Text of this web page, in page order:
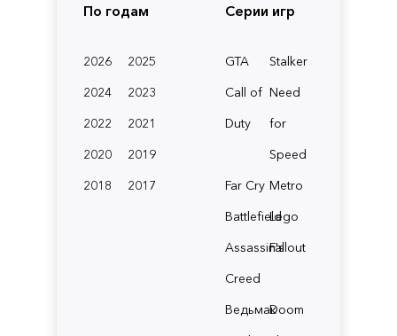
По годам
2026
2025
2024
2023
2022
2021
2020
2019
2018
2017
Серии игр
GTA
Stalker
Call of
Duty
Need
for
Speed
Far Cry Metro
BattlefieldLego
Assassin's
Creed
Fallout
ВедьмакDoom